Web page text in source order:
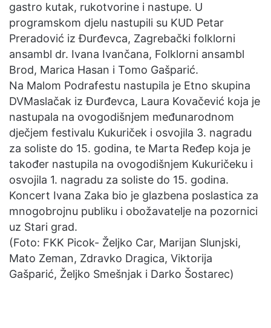
gastro kutak, rukotvorine i nastupe. U
programskom djelu nastupili su KUD Petar
Preradović iz Đurđevca, Zagrebački folklorni
ansambl dr. Ivana Ivančana, Folklorni ansambl
Brod, Marica Hasan i Tomo Gašparić.
Na Malom Podrafestu nastupila je Etno skupina
DVMaslačak iz Đurđevca, Laura Kovačević koja je
nastupala na ovogodišnjem međunarodnom
dječjem festivalu Kukuriček i osvojila 3. nagradu
za soliste do 15. godina, te Marta Ređep koja je
također nastupila na ovogodišnjem Kukuričeku i
osvojila 1. nagradu za soliste do 15. godina.
Koncert Ivana Zaka bio je glazbena poslastica za
mnogobrojnu publiku i obožavatelje na pozornici
uz Stari grad.
(Foto: FKK Picok- Željko Car, Marijan Slunjski,
Mato Zeman, Zdravko Dragica, Viktorija
Gašparić, Željko Smešnjak i Darko Šostarec)